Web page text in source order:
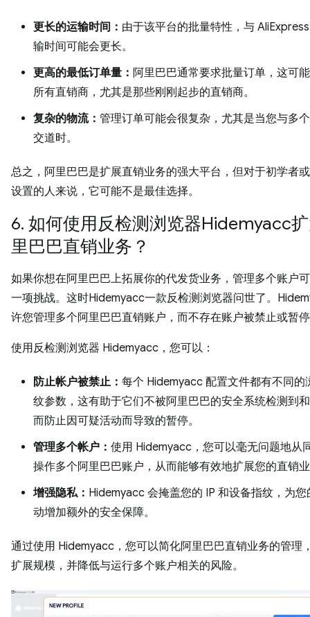
更长的运输时间： 由于该平台的批量特性，与
输时间可能会更长。
更高的最低订单量： 阿里巴巴通常要求批量订单，这可
所有直销商，尤其是那些刚刚起步的直销商。
复杂的物流： 管理订单可能会很复杂，尤其是当您与多
交道时。
总之，阿里巴巴是扩展直销业务的强大平台，但对于初学者
设置的人来说，它可能不是最佳选择。
6. 如何使用反检测浏览器Hidemyacc
里巴巴直销业务？
如果你想在阿里巴巴上拓展你的代发货业务，管理多个账户
一项挑战。这时Hidemyacc一款反检测浏览器问世了。
许您管理多个阿里巴巴直销账户，而不存在账户被禁止或暂
使用反检测浏览器 Hidemyacc，您可以：
防止帐户被禁止： 每个 Hidemyacc 配置文件都有不同的
纹参数，这有助于它们不被阿里巴巴的安全系统检测到
而防止因可疑活动而导致的暂停。
管理多个帐户： 使用 Hidemyacc，您可以毫无问题地从
操作多个阿里巴巴账户，从而能够有效地扩展您的直销
增强隐私： Hidemyacc 会掩盖您的 IP 和设备指纹，为您
动增加额外的安全保障。
通过使用 Hidemyacc，您可以简化阿里巴巴直销业务的管理
扩展规模，并降低与运行多个账户相关的风险。